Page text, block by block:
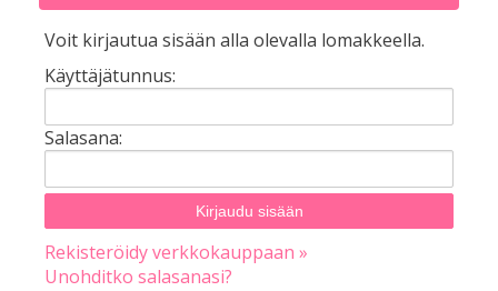
Voit kirjautua sisään alla olevalla lomakkeella.
Käyttäjätunnus:
Salasana:
Rekisteröidy verkkokauppaan »
Unohditko salasanasi?